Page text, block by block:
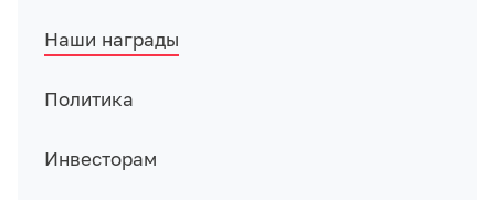
Наши награды
Политика
Инвесторам